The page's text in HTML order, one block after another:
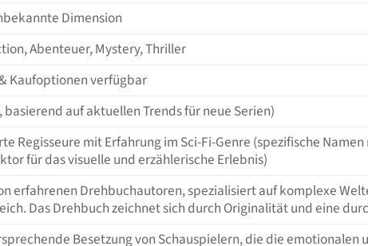
Dimension
Abenteuer, Mystery, Thriller
Kaufoptionen verfügbar
auf aktuellen Trends für neue Serien)
Regisseure mit Erfahrung im Sci-Fi-Genre (spezifische
für das visuelle und erzählerische Erlebnis)
erfahrenen Drehbuchautoren, spezialisiert auf komplexe
Das Drehbuch zeichnet sich durch Originalität und eine
Besetzung von Schauspielern, die die